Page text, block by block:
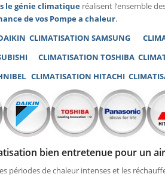
le génie climatique réalisent l’ensemble
de vos Pompe a chaleur.
CLIMATISATION SAMSUNG
CLIMATISATION TOSHIBA
CLIMATISATION HITACHI
bien entretenue pour un
périodes de chaleur intenses et les